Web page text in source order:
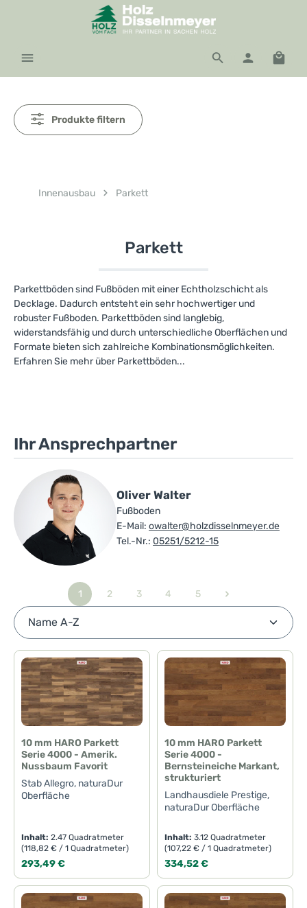
Zum Hauptinhalt springen
Produkte filtern
Innenausbau Parkett
Parkett
Parkettböden sind Fußböden mit einer Echtholzschicht als
Decklage. Dadurch entsteht ein sehr hochwertiger und
robuster Fußboden. Parkettböden sind langlebig,
widerstandsfähig und durch unterschiedliche Oberflächen und
Formate bieten sich zahlreiche Kombinationsmöglichkeiten.
Erfahren Sie mehr über Parkettböden...
Ihr Ansprechpartner
Oliver Walter
Fußboden
E-Mail: owalter@holzdisselnmeyer.de
Tel.-Nr.: 05251/5212-15
Seite
1
Seite
2
Seite
3
Seite
4
Seite
5
10 mm HARO Parkett
Serie 4000 - Amerik.
Nussbaum Favorit
Stab Allegro, naturaDur
Oberfläche
Inhalt:2.47 Quadratmeter
(118,82 € / 1 Quadratmeter)
Regulärer Preis:
293,49 €
10 mm HARO Parkett
Serie 4000 -
Bernsteineiche Markant,
strukturiert
Landhausdiele Prestige,
naturaDur Oberfläche
Inhalt:3.12 Quadratmeter
(107,22 € / 1 Quadratmeter)
Regulärer Preis:
334,52 €